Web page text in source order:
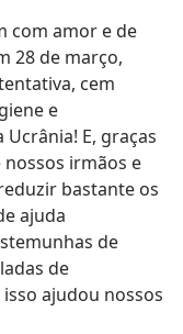
com amor e de
28 de março,
cem
e
E, graças
irmãos e
bastante os
ajuda
de
de
ajudou nossos